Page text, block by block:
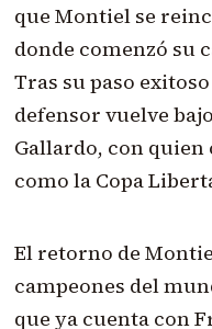
que Montiel se
donde comenzó su
Tras su paso
defensor vuelve
Gallardo, con
como la Copa
El retorno de
campeones del
que ya cuenta con